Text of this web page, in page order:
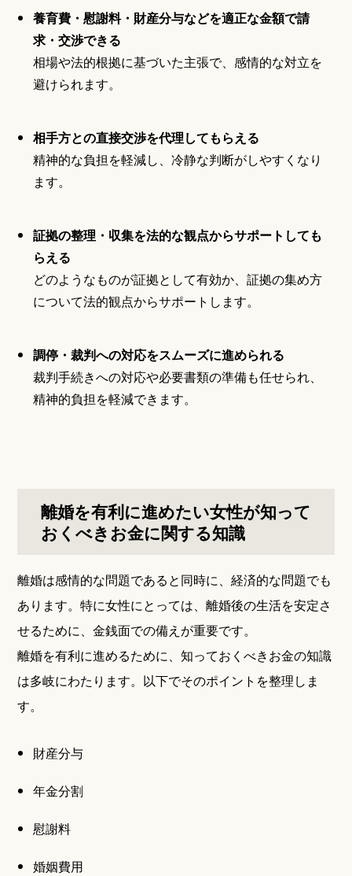
養育費・慰謝料・財産分与などを適正な金額で請
求・交渉できる
相場や法的根拠に基づいた主張で、感情的な対立を
避けられます。
相手方との直接交渉を代理してもらえる
精神的な負担を軽減し、冷静な判断がしやすくなり
ます。
証拠の整理・収集を法的な観点からサポートしても
らえる
どのようなものが証拠として有効か、証拠の集め方
について法的観点からサポートします。
調停・裁判への対応をスムーズに進められる
裁判手続きへの対応や必要書類の準備も任せられ、
精神的負担を軽減できます。
離婚を有利に進めたい女性が知って
おくべきお金に関する知識
離婚は感情的な問題であると同時に、経済的な問題でも
あります。特に女性にとっては、離婚後の生活を安定さ
せるために、金銭面での備えが重要です。
離婚を有利に進めるために、知っておくべきお金の知識
は多岐にわたります。以下でそのポイントを整理しま
す。
財産分与
年金分割
慰謝料
婚姻費用